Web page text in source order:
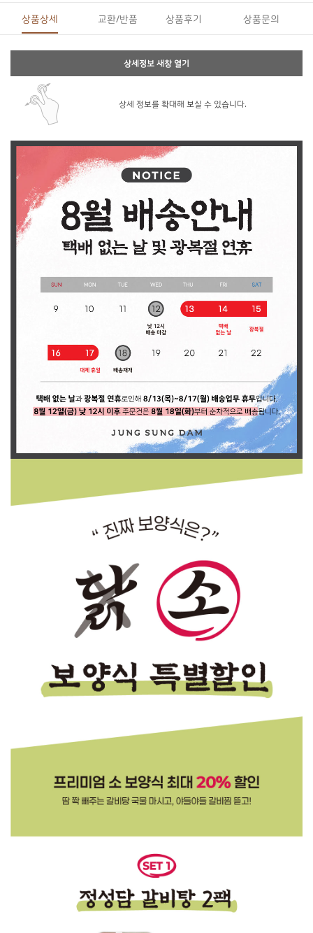
상품상세 교환/반품 상품후기 상품문의
상세정보 새창 열기
상세 정보를 확대해 보실 수 있습니다.